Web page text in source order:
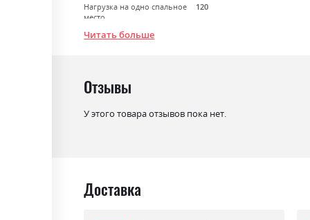
Нагрузка на одно спальное
место
120
Стиль
Механизм
Раскладной так
Читать больше
Отзывы
У этого товара отзывов пока нет.
Доставка